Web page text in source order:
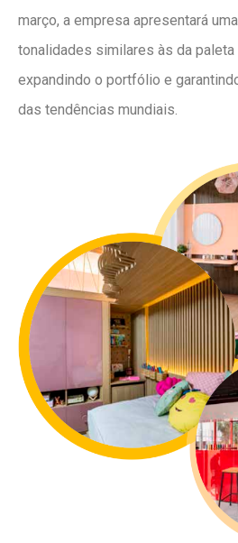
março, a empresa apresentará
tonalidades similares às da paleta
expandindo o portfólio e
das tendências mundiais.